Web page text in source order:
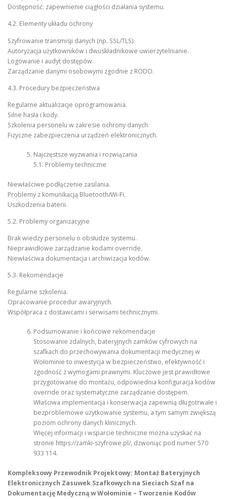
Dostępność: zapewnienie ciągłości działania systemu.
4.2. Elementy układu ochrony
Szyfrowanie transmisji danych (np. SSL/TLS).
Autoryzacja użytkowników i dwuskładnikowe uwierzytelnianie.
Logowanie i audyt dostępów.
Zarządzanie danymi osobowymi zgodnie z RODO.
4.3. Procedury bezpieczeństwa
Regularne aktualizacje oprogramowania.
Silne hasła i kody.
Szkolenia personelu w zakresie ochrony danych.
Fizyczne zabezpieczenia urządzeń elektronicznych.
Najczęstsze wyzwania i rozwiązania
5.1. Problemy techniczne
Niewłaściwe podłączenie zasilania.
Problemy z komunikacją Bluetooth/Wi-Fi.
Uszkodzenia baterii.
5.2. Problemy organizacyjne
Brak wiedzy personelu o obsłudze systemu.
Nieprawidłowe zarządzanie kodami override.
Niewłaściwa dokumentacja i archiwizacja kodów.
5.3. Rekomendacje
Regularne szkolenia.
Opracowanie procedur awaryjnych.
Współpraca z dostawcami i serwisami technicznymi.
Podsumowanie i końcowe rekomendacje
Stosowanie zdalnych, bateryjnych zamków cyfrowych na
szafkach do przechowywania dokumentacji medycznej w
Wołominie to inwestycja w bezpieczeństwo, efektywność i
zgodność z wymogami prawnymi. Kluczowe jest prawidłowe
przygotowanie do montażu, odpowiednia konfiguracja kodów
override oraz systematyczne zarządzanie dostępem.
Właściwa implementacja i konserwacja zapewnią długotrwałe i
bezproblemowe użytkowanie systemu, a tym samym zwiększą
poziom ochrony danych klinicznych.
Więcej informacji i wsparcie techniczne można uzyskać na
stronie https://zamki-szyfrowe.pl/, dzwoniąc pod numer 570
933 114.
Kompleksowy Przewodnik Projektowy: Montaż Bateryjnych
Elektronicznych Zasuwek Szafkowych na Sieciach Szaf na
Dokumentację Medyczną w Wołominie – Tworzenie Kodów